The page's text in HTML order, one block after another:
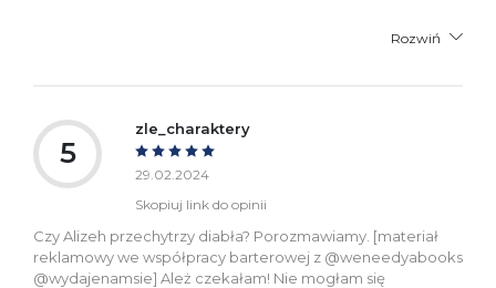
Rozwiń
5
zle_charaktery
29.02.2024
Skopiuj link do opinii
Czy Alizeh przechytrzy diabła? Porozmawiamy. [materiał
reklamowy we współpracy barterowej z @weneedyabooks
@wydajenamsie] Ależ czekałam! Nie mogłam się